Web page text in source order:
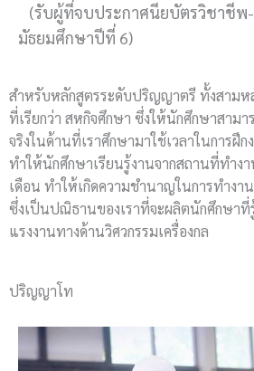
(รับผู้ที่จบประกาศนียบัตรวิชาชีพ
มัธยมศึกษาปีที่ 6)
สำหรับหลักสูตรระดับปริญญาตรี ทั้งสามห
ที่เรียกว่า สหกิจศึกษา ซึ่งให้นักศึกษาสาม
จริงในด้านที่เราศึกษามาใช้เวลาในการฝึ
ทำให้นักศึกษาเรียนรู้งานจากสถานที่ทำงา
เดือน ทำให้เกิดความชำนาญในการทำงา
ซึ่งเป็นปณิธานของเราที่จะผลิตนักศึกษาที่
แรงงานทางด้านวิศวกรรมเครื่องกล
ปริญญาโท